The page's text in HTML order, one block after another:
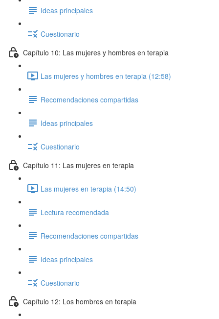
Ideas principales
Cuestionario
Capítulo 10: Las mujeres y hombres en terapia
Las mujeres y hombres en terapia (12:58)
Recomendaciones compartidas
Ideas principales
Cuestionario
Capítulo 11: Las mujeres en terapia
Las mujeres en terapia (14:50)
Lectura recomendada
Recomendaciones compartidas
Ideas principales
Cuestionario
Capítulo 12: Los hombres en terapia